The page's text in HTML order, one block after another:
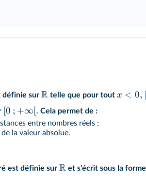
définie sur R telle que pour tout x < 0,
[0 ; +∞[. Cela permet de :
entre nombres réels ;
la valeur absolue.
est définie sur R et s'écrit sous la forme